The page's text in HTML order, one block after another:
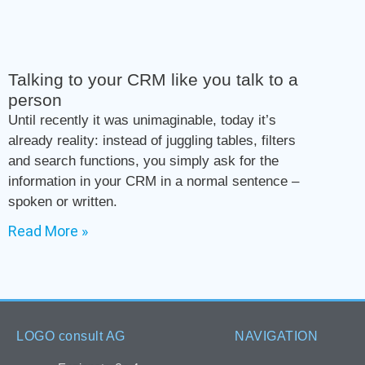
Talking to your CRM like you talk to a
person
Until recently it was unimaginable, today it’s
already reality: instead of juggling tables, filters
and search functions, you simply ask for the
information in your CRM in a normal sentence –
spoken or written.
Read More »
LOGO consult AG NAVIGATION